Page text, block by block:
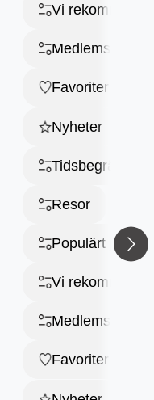
Vi
Medlemsresor
Favoriter
Nyheter
Tidsbegränsat
Resor
Populärt just nu
Vi
Medlemsresor
Favoriter
i din